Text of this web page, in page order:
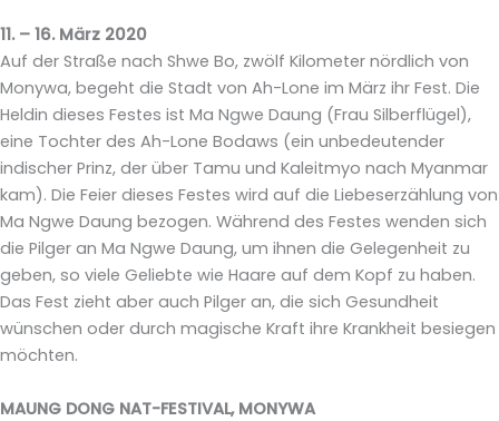
11. – 16. März 2020
Auf der Straße nach Shwe Bo, zwölf Kilometer nördlich von
Monywa, begeht die Stadt von Ah-Lone im März ihr Fest. Die
Heldin dieses Festes ist Ma Ngwe Daung (Frau Silberflügel),
eine Tochter des Ah-Lone Bodaws (ein unbedeutender
indischer Prinz, der über Tamu und Kaleitmyo nach Myanmar
kam). Die Feier dieses Festes wird auf die Liebeserzählung von
Ma Ngwe Daung bezogen. Während des Festes wenden sich
die Pilger an Ma Ngwe Daung, um ihnen die Gelegenheit zu
geben, so viele Geliebte wie Haare auf dem Kopf zu haben.
Das Fest zieht aber auch Pilger an, die sich Gesundheit
wünschen oder durch magische Kraft ihre Krankheit besiegen
möchten.
MAUNG DONG NAT-FESTIVAL, MONYWA